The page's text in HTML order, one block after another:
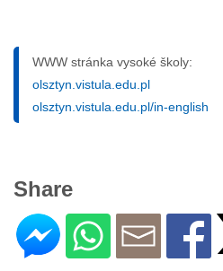
WWW stránka vysoké školy:
olsztyn.vistula.edu.pl
olsztyn.vistula.edu.pl/in-english
Share